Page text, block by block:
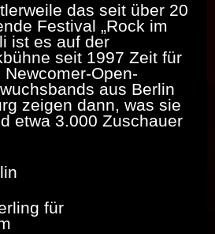
das seit über 20
Festival „Rock im
ist es auf der
seit 1997 Zeit für
Open-
aus Berlin
zeigen dann, was sie
etwa 3.000 Zuschauer
für